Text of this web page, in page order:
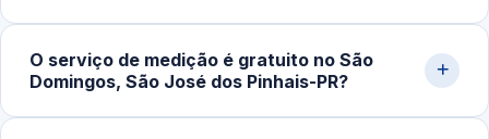
por uma vidraçaria próxima da sua localização, os custos
de deslocamento e transporte de vidro tendem a ser
menores.
O serviço de medição é gratuito no São
Domingos, São José dos Pinhais-PR?